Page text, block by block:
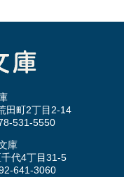
田町2丁目2-14
531-5550
庫
代4丁目31-5
641-3060